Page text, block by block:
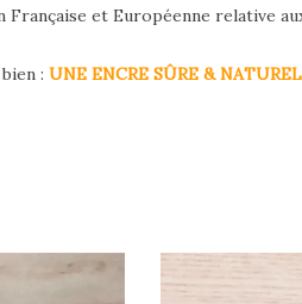
et Européenne relative
: UNE ENCRE SÛRE &